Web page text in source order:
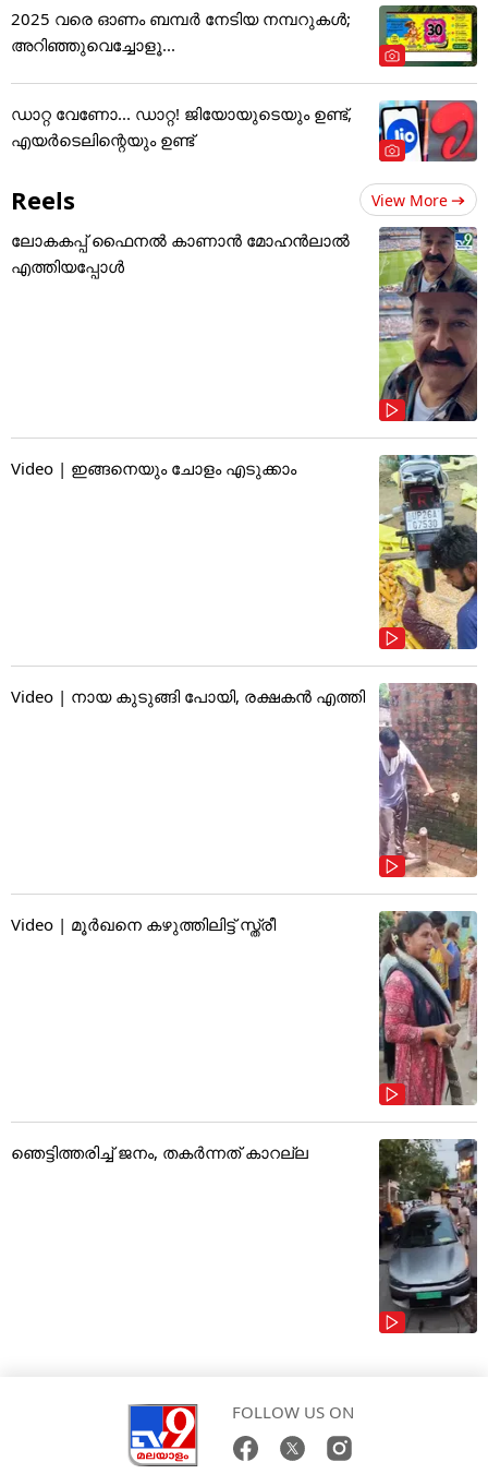
2025 വരെ ഓണം ബമ്പര്‍ നേടിയ നമ്പറുകള്‍;
അറിഞ്ഞുവെച്ചോളൂ...
ഡാറ്റ വേണോ... ഡാറ്റ! ജിയോയുടെയും ഉണ്ട്,
എയർടെലിന്റെയും ഉണ്ട്
Reels View More
ലോകകപ്പ് ഫൈനൽ കാണാൻ മോഹൻലാൽ
എത്തിയപ്പോൾ
Video | ഇങ്ങനെയും ചോളം എടുക്കാം
Video | നായ കുടുങ്ങി പോയി, രക്ഷകൻ എത്തി
Video | മൂർഖനെ കഴുത്തിലിട്ട് സ്ത്രീ
ഞെട്ടിത്തരിച്ച് ജനം, തകർന്നത് കാറല്ല
FOLLOW US ON